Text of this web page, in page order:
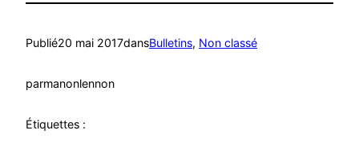
Publié20 mai 2017dansBulletins, Non classé
parmanonlennon
Étiquettes :